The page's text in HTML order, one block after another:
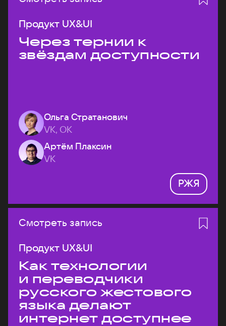
Продукт UX&UI
Через тернии к
звёздам доступности
Ольга Стратанович
VK, ОК
Артём Плаксин
VK
РЖЯ
Смотреть запись
Продукт UX&UI
Как технологии
и переводчики
русского жестового
языка делают
интернет доступнее